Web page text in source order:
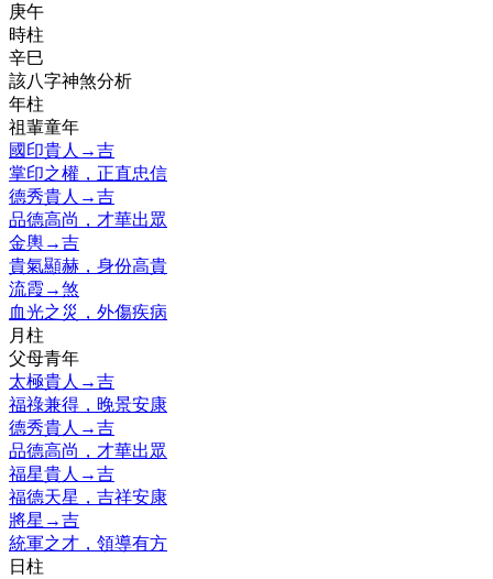
庚午
時柱
辛巳
該八字神煞分析
年柱
祖輩童年
國印貴人 →吉
掌印之權，正直忠信
德秀貴人 →吉
品德高尚，才華出眾
金輿→吉
貴氣顯赫，身份高貴
流霞 →煞
血光之災，外傷疾病
月柱
父母青年
太極貴人 →吉
福祿兼得，晚景安康
德秀貴人 →吉
品德高尚，才華出眾
福星貴人 →吉
福德天星，吉祥安康
將星 →吉
統軍之才，領導有方
日柱